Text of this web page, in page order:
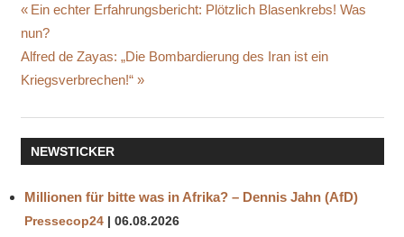
ERSCHAFFUNG
MICHELANGELO
BUONAROTTI
PAPST
SIXTINISCHE
Beitragsnavigation
Vorheriger
Beitrag:
Ein echter Erfahrungsbericht: Plötzlich Blasenkrebs! Was
nun?
Nächster
Beitrag:
Alfred de Zayas: „Die Bombardierung des Iran ist ein
Kriegsverbrechen!“
NEWSTICKER
Millionen für bitte was in Afrika? – Dennis Jahn (AfD)
Pressecop24 06.08.2026